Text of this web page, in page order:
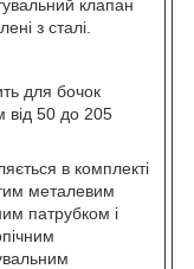
клапан
з сталі.
для бочок
від 50 до 205
в комплекті
металевим
патрубком і